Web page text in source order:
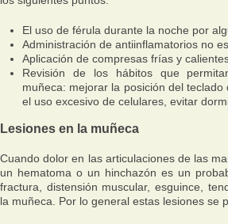
El uso de férula durante la noche por
Administración de antiinflamatorios no
Aplicación de compresas frías y
Revisión de los hábitos que
muñeca: mejorar la posición del
el uso excesivo de celulares, evitar
Lesiones en la muñeca
Cuando dolor en las articulaciones de las
un hematoma o un hinchazón es un
fractura, distensión muscular, esguince,
la muñeca. Por lo general estas lesiones se